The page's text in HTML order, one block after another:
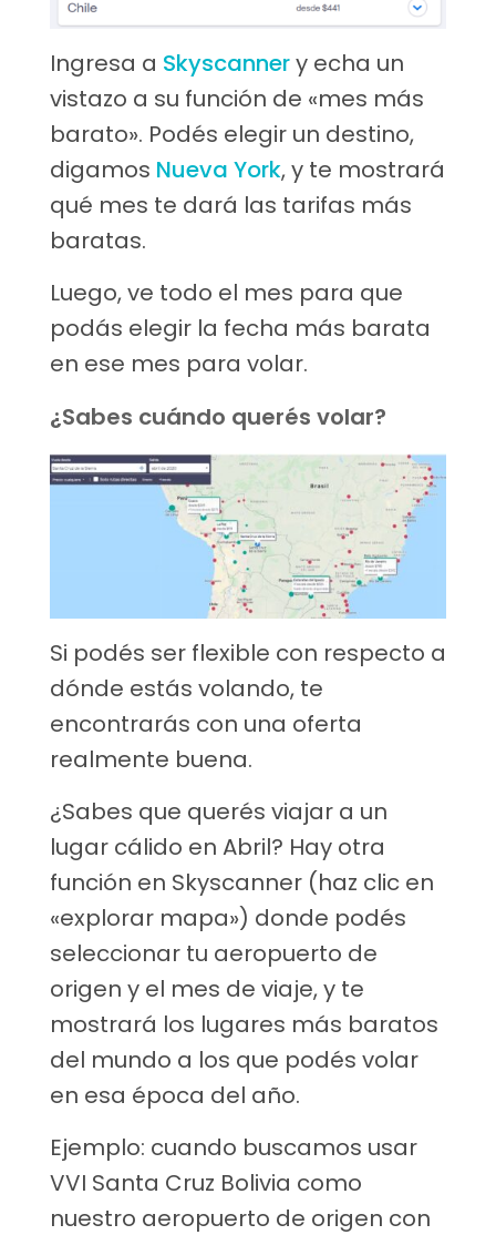
Ingresa a Skyscannery echa un
vistazo a su función de «mes más
barato». Podés elegir un destino,
digamos Nueva York, y te mostrará
qué mes te dará las tarifas más
baratas.
Luego, ve todo el mes para que
podás elegir la fecha más barata
en ese mes para volar.
¿Sabes cuándo querés volar?
Si podés ser flexible con respecto a
dónde estás volando, te
encontrarás con una oferta
realmente buena.
¿Sabes que querés viajar a un
lugar cálido en Abril? Hay otra
función en Skyscanner (haz clic en
«explorar mapa») donde podés
seleccionar tu aeropuerto de
origen y el mes de viaje, y te
mostrará los lugares más baratos
del mundo a los que podés volar
en esa época del año.
Ejemplo: cuando buscamos usar
VVI Santa Cruz Bolivia como
nuestro aeropuerto de origen con